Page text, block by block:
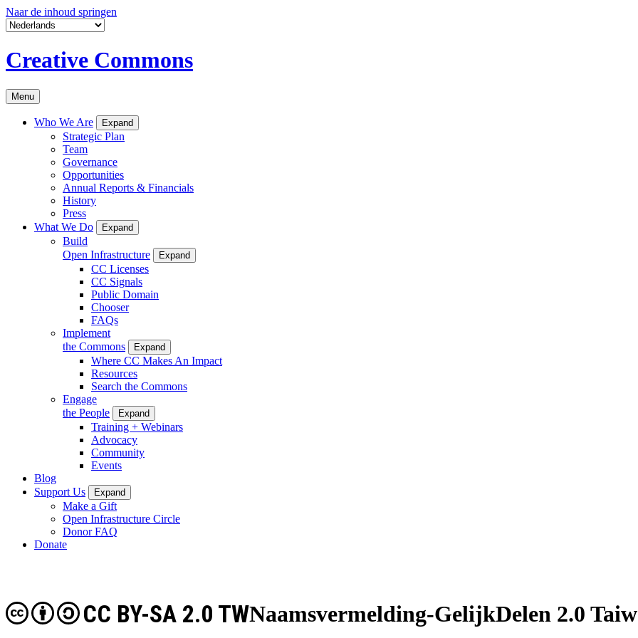
Naar de inhoud springen
Creative Commons
Menu
Who We Are Expand
Strategic Plan
Team
Governance
Opportunities
Annual Reports & Financials
History
Press
What We Do
Expand
Build
Open Infrastructure
Expand
CC Licenses
CC Signals
Public Domain
Chooser
FAQs
Implement
the Commons
Expand
Where CC Makes An Impact
Resources
Search the Commons
Engage
the People
Expand
Training + Webinars
Advocacy
Community
Events
Blog
Support Us
Expand
Make a Gift
Open Infrastructure Circle
Donor FAQ
Donate
Naamsvermelding-GelijkDelen 2.0
CC BY-SA 2.0 TW